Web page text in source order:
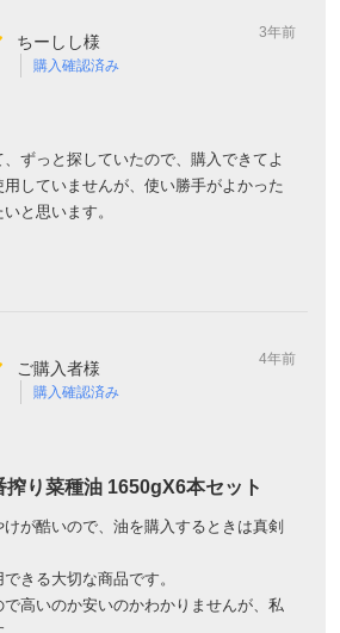
ちーしし様
購入確認済み
3年前
ずっと探していたので、購入できてよ
していませんが、使い勝手がよかった
と思います。
ご購入者様
購入確認済み
4年前
搾り菜種油 1650gX6本セット
が酷いので、油を購入するときは真剣
きる大切な商品です。
高いのか安いのかわかりませんが、私